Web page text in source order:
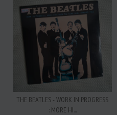
THE BEATLES - WORK IN PROGRESS
: MORE HI...